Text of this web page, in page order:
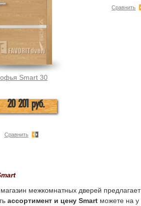
Smart 30
20 201 руб.
Сравнить
Сравнить
межкомнатных дверей
ассортимент и цену Smart можете на